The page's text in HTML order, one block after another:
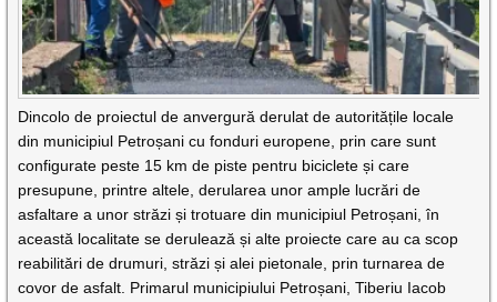
Dincolo de proiectul de anvergură derulat de autoritățile locale
din municipiul Petroșani cu fonduri europene, prin care sunt
configurate peste 15 km de piste pentru biciclete și care
presupune, printre altele, derularea unor ample lucrări de
asfaltare a unor străzi și trotuare din municipiul Petroșani, în
această localitate se derulează și alte proiecte care au ca scop
reabilitări de drumuri, străzi și alei pietonale, prin turnarea de
covor de asfalt. Primarul municipiului Petroșani, Tiberiu Iacob